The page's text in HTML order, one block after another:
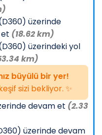
üzerinde
(18.62 km)
üzerindeki yol
km)
büyülü bir yer!
sizi bekliyor. ✨
devam et (2.33
üzerinde devam